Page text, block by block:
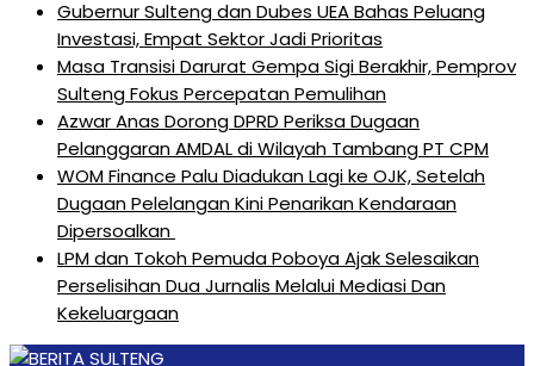
Gubernur Sulteng dan Dubes UEA Bahas Peluang
Investasi, Empat Sektor Jadi Prioritas
Masa Transisi Darurat Gempa Sigi Berakhir, Pemprov
Sulteng Fokus Percepatan Pemulihan
Azwar Anas Dorong DPRD Periksa Dugaan
Pelanggaran AMDAL di Wilayah Tambang PT CPM
‎WOM Finance Palu Diadukan Lagi ke OJK, Setelah
Dugaan Pelelangan Kini Penarikan Kendaraan
Dipersoalkan ‎
LPM dan Tokoh Pemuda Poboya Ajak Selesaikan
Perselisihan Dua Jurnalis Melalui Mediasi Dan
Kekeluargaan